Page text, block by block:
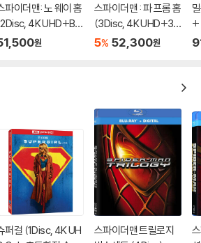
파이더맨: 노 웨이 홈
4K UHD+BD
티큘러 풀슬립 B1 스
원
스파이더맨 : 파 프롬 홈
(3Disc, 4K UHD+3D
+BD 렌티큘러 풀슬립
5% 52,300원
+
퍼걸 (1Disc, 4K UH
스파이더맨 트릴로지